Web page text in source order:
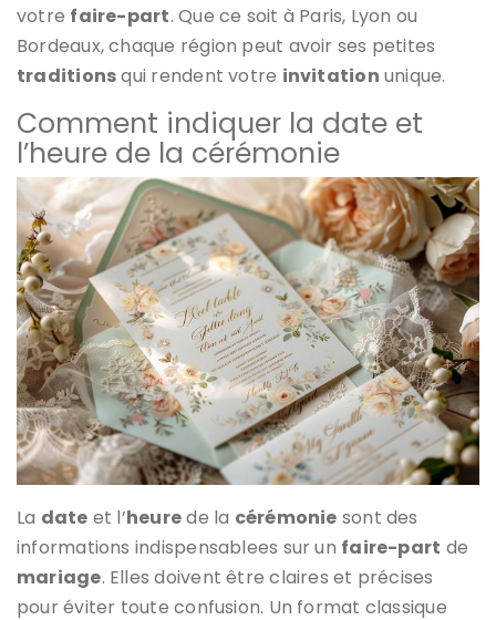
votre faire-part. Que ce soit à Paris, Lyon ou
Bordeaux, chaque région peut avoir ses petites
traditionsqui rendent votre invitation unique.
Comment indiquer la date et
l’heure de la cérémonie
La date et l’heurede la cérémonie sont des
informations indispensablees sur un faire-part de
mariage. Elles doivent être claires et précises
pour éviter toute confusion. Un format classique